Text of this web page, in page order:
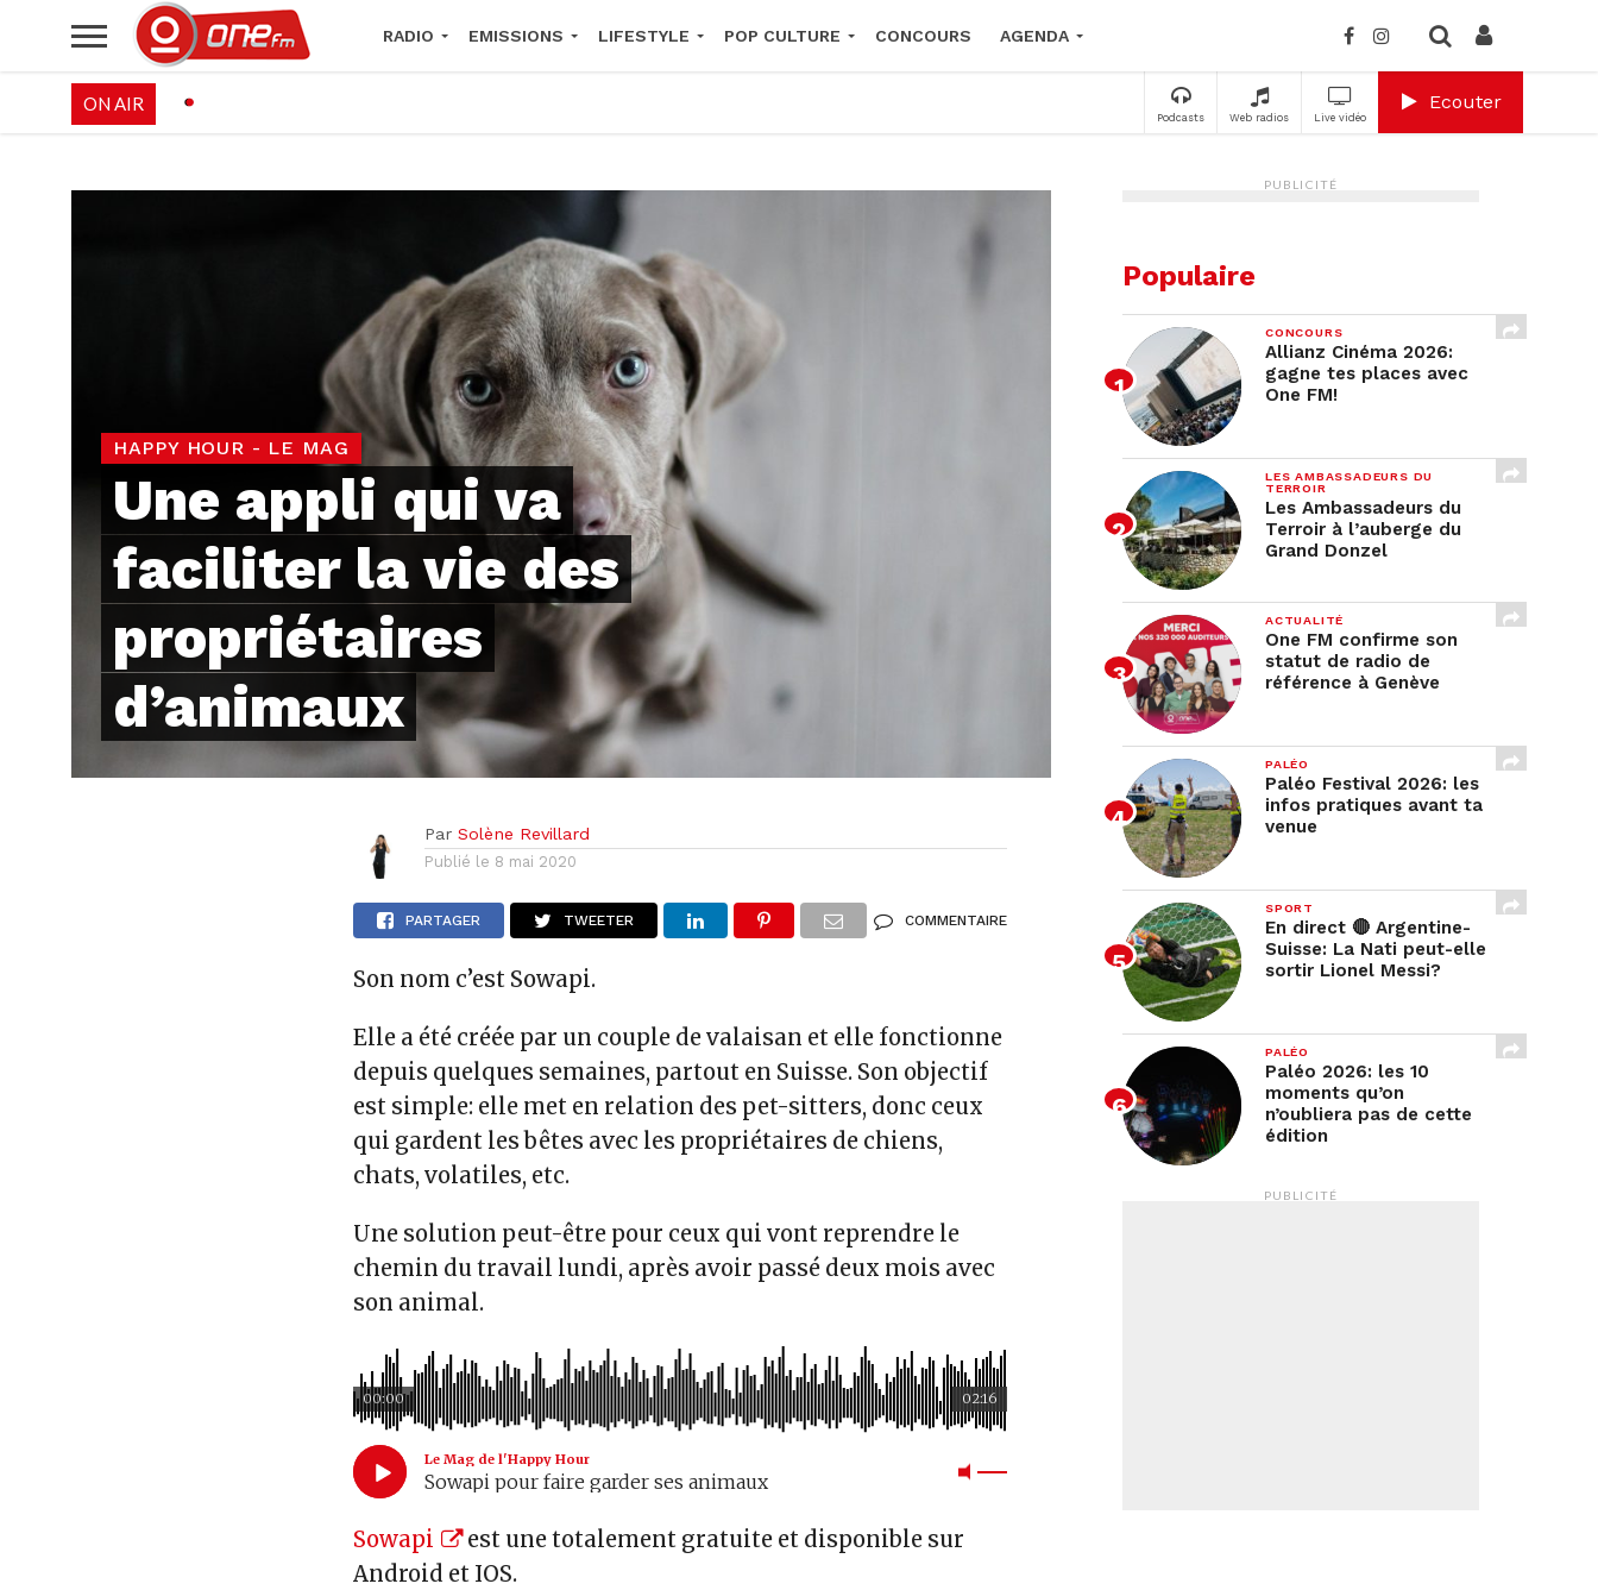
RADIO EMISSIONS LIFESTYLE POP CULTURE CONCOURS AGENDA
Podcasts Web radios Live vidéo
Ecouter
ON AIR
HAPPY HOUR - LE MAG
Une appli qui va
faciliter la vie des
propriétaires
d’animaux
Par Solène Revillard
Publié le 8 mai 2020
PARTAGER TWEETER COMMENTAIRE
Son nom c’est Sowapi.
Elle a été créée par un couple de valaisan et elle fonctionne
depuis quelques semaines, partout en Suisse. Son objectif
est simple: elle met en relation des pet-sitters, donc ceux
qui gardent les bêtes avec les propriétaires de chiens,
chats, volatiles, etc.
Une solution peut-être pour ceux qui vont reprendre le
chemin du travail lundi, après avoir passé deux mois avec
son animal.
02:16
00:00
Le Mag de l'Happy Hour
Sowapi pour faire garder ses animaux
Sowapi
est une totalement gratuite et disponible sur
Android et IOS.
PUBLICITÉ
Populaire
CONCOURS
Allianz Cinéma 2026:
gagne tes places avec
One FM!
LES AMBASSADEURS DU
TERROIR
Les Ambassadeurs du
Terroir à l’auberge du
Grand Donzel
ACTUALITÉ
One FM confirme son
statut de radio de
référence à Genève
PALÉO
Paléo Festival 2026: les
infos pratiques avant ta
venue
SPORT
En direct 🔴 Argentine-
Suisse: La Nati peut-elle
sortir Lionel Messi?
PALÉO
Paléo 2026: les 10
moments qu’on
n’oubliera pas de cette
édition
PUBLICITÉ